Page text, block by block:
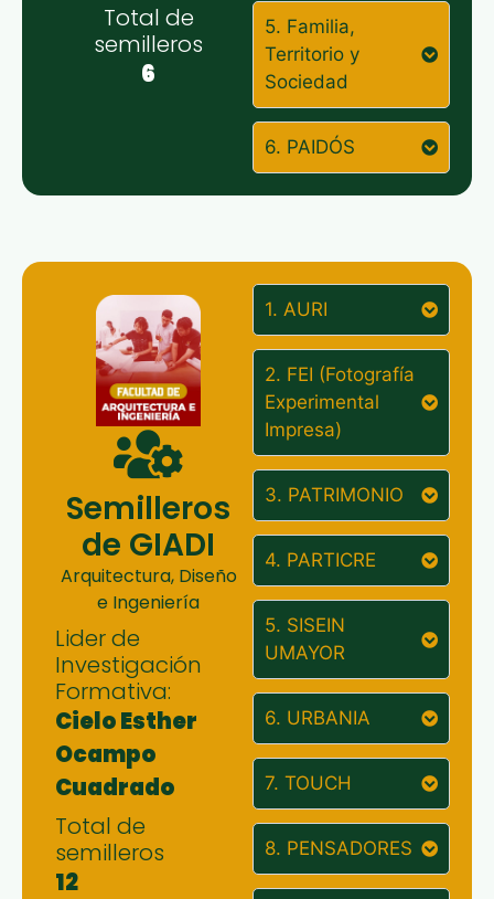
Total de
semilleros
6
5. Familia,
Territorio y
Sociedad
6. PAIDÓS
Semilleros
de GIADI
Arquitectura, Diseño
e Ingeniería
Lider de
Investigación
Formativa:
Cielo Esther
Ocampo
Cuadrado
Total de
semilleros
12
1. AURI
2. FEI (Fotografía
Experimental
Impresa)
3. PATRIMONIO
4. PARTICRE
5. SISEIN
UMAYOR
6. URBANIA
7. TOUCH
8. PENSADORES